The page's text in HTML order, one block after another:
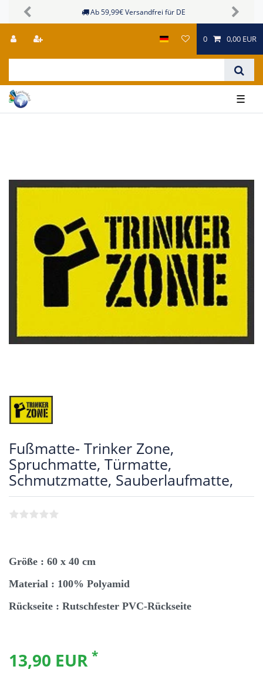
Ab 59,99€ Versandfrei für DE
Previous Next
0 0,00 EUR
☰
Fußmatte- Trinker Zone,
Spruchmatte, Türmatte,
Schmutzmatte, Sauberlaufmatte,
Größe : 60 x 40 cm
Material : 100% Polyamid
Rückseite : Rutschfester PVC-Rückseite
13,90 EUR *